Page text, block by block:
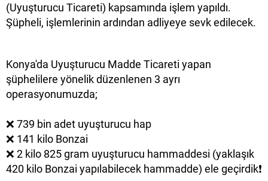
(Uyuşturucu Ticareti) kapsamında işlem yapıldı.
Şüpheli, işlemlerinin ardından adliyeye sevk edilecek.
Konya'da Uyuşturucu Madde Ticareti yapan
şüphelilere yönelik düzenlenen 3 ayrı
operasyonumuzda;
❌ 739 bin adet uyuşturucu hap
❌ 141 kilo Bonzai
❌ 2 kilo 825 gram uyuşturucu hammaddesi (yaklaşık
420 kilo Bonzai yapılabilecek hammadde) ele geçirdik❗️